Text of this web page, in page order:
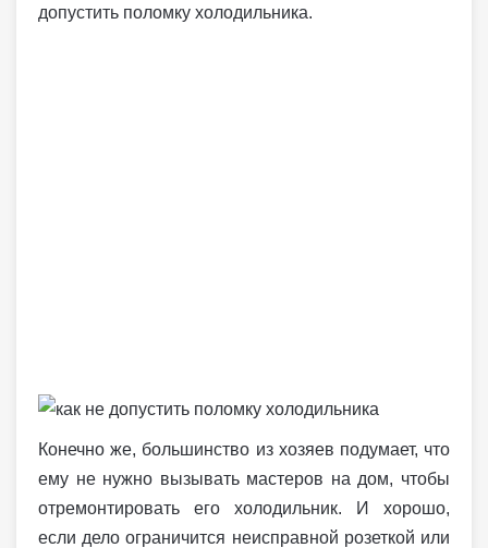
допустить поломку холодильника.
Конечно же, большинство из хозяев подумает, что
ему не нужно вызывать мастеров на дом, чтобы
отремонтировать его холодильник. И хорошо,
если дело ограничится неисправной розеткой или